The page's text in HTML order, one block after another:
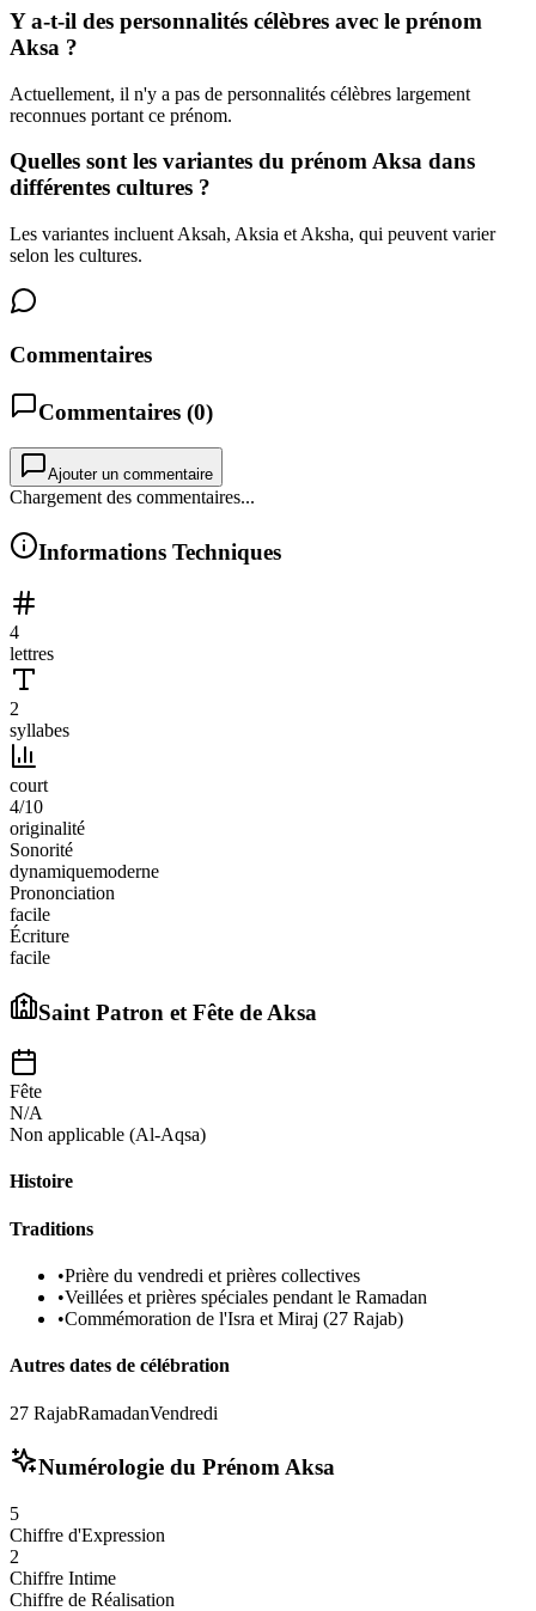
Y a-t-il des personnalités célèbres avec le prénom
Aksa ?
Actuellement, il n'y a pas de personnalités célèbres largement
reconnues portant ce prénom.
Quelles sont les variantes du prénom Aksa dans
différentes cultures ?
Les variantes incluent Aksah, Aksia et Aksha, qui peuvent varier
selon les cultures.
Commentaires
Commentaires (0)
Ajouter un commentaire
Chargement des commentaires...
Informations Techniques
4
lettres
2
syllabes
court
4/10
originalité
Sonorité
dynamiquemoderne
Prononciation
facile
Écriture
facile
Saint Patron et Fête de Aksa
Fête
N/A
Non applicable (Al-Aqsa)
Histoire
Traditions
•Prière du vendredi et prières collectives
•Veillées et prières spéciales pendant le Ramadan
•Commémoration de l'Isra et Miraj (27 Rajab)
Autres dates de célébration
27 RajabRamadanVendredi
Numérologie du PrénomAksa
5
Chiffre d'Expression
2
Chiffre Intime
Chiffre de Réalisation